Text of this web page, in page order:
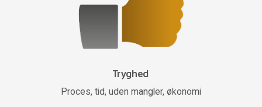
Tryghed
Proces, tid, uden mangler, økonomi